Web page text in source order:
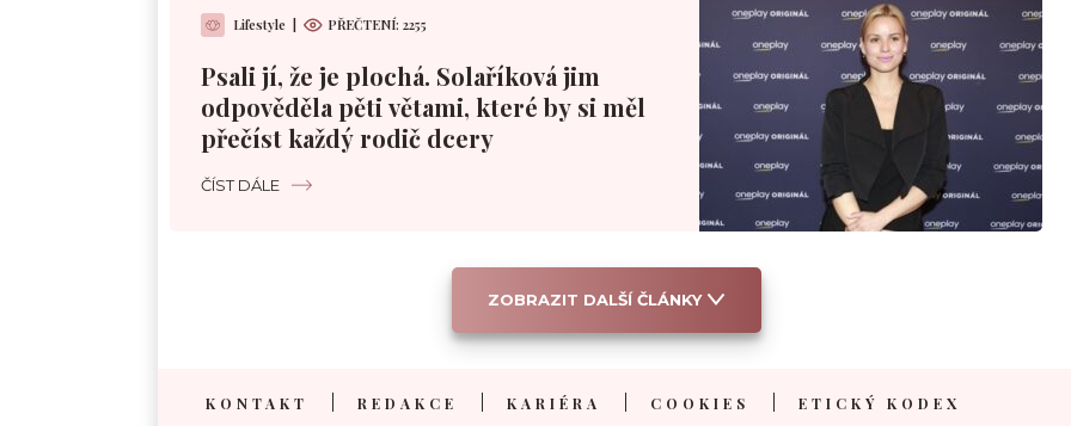
Lifestyle PŘEČTENÍ: 2255
Psali jí, že je plochá. Solaříková jim
odpověděla pěti větami, které by si měl
přečíst každý rodič dcery
ČÍST DÁLE
ZOBRAZIT DALŠÍ ČLÁNKY
KONTAKT REDAKCE KARIÉRA COOKIES ETICKÝ KODEX